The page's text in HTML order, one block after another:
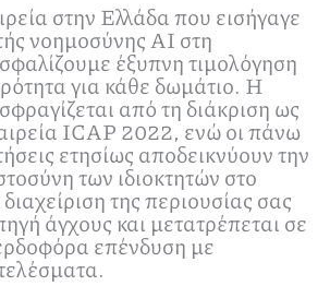
στην Ελλάδα που εισήγαγε
νοημοσύνης AI στη
έξυπνη τιμολόγηση
για κάθε δωμάτιο. Η
από τη διάκριση ως
ICAP 2022, ενώ οι πάνω
ετησίως αποδεικνύουν την
των ιδιοκτητών στο
της περιουσίας σας
άγχους και μετατρέπεται σε
επένδυση με